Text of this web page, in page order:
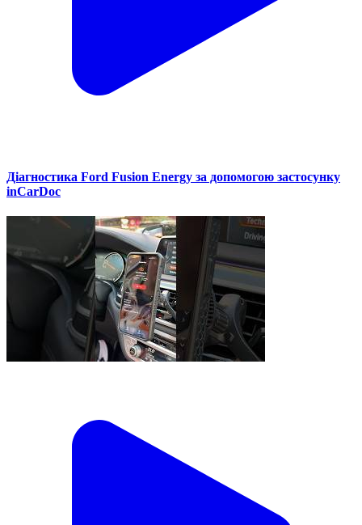
Діагностика Ford Fusion Energy за допомогою застосунку
inCarDoc